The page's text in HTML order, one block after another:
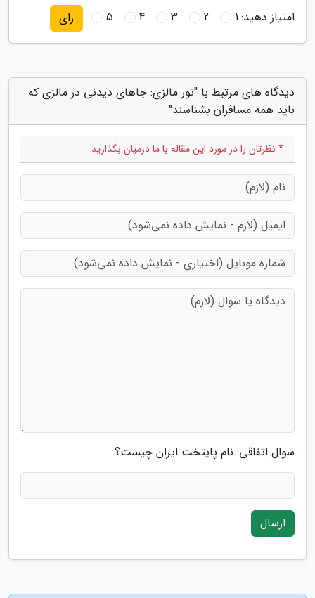
امتیاز دهید:1
2
3
4
5 رای
دیدگاه های مرتبط با "تور مالزی: جاهای دیدنی در مالزی که
باید همه مسافران بشناسند"
* نظرتان را در مورد این مقاله با ما درمیان بگذارید
سوال اتفاقی: نام پایتخت ایران چیست؟
ارسال